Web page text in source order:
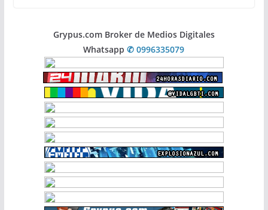
Grypus.com Broker de Medios Digitales
Whatsapp✆ 0996335079